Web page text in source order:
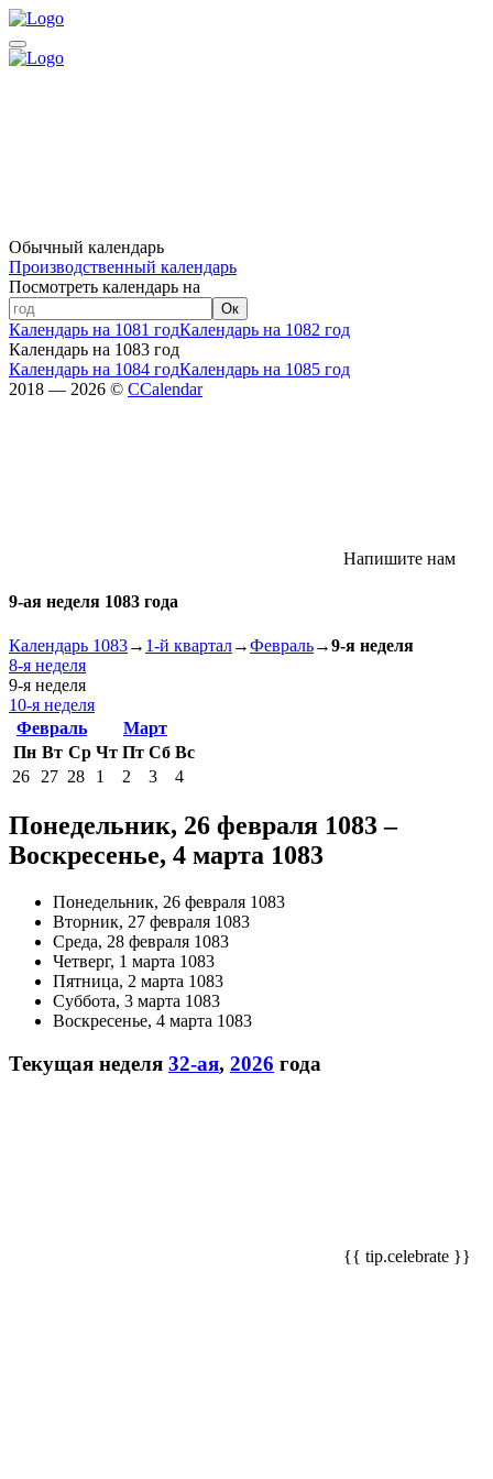
Обычный календарь
Производственный календарь
Посмотреть календарь на
Ок
Календарь на 1081 годКалендарь на 1082 год
Календарь на 1083 год
Календарь на 1084 годКалендарь на 1085 год
2018 — 2026 © CCalendar
Напишите нам
9-ая неделя 1083 года
Календарь 1083→ 1-й квартал→Февраль→9-я неделя
8-я неделя
9-я неделя
10-я неделя
Февраль
Март
Пн Вт Ср Чт Пт Сб Вс
26
27 28 1 2 3 4
Понедельник, 26 февраля 1083 –
Воскресенье, 4 марта 1083
Понедельник, 26 февраля 1083
Вторник, 27 февраля 1083
Среда, 28 февраля 1083
Четверг, 1 марта 1083
Пятница, 2 марта 1083
Суббота, 3 марта 1083
Воскресенье, 4 марта 1083
Текущая неделя 32-ая, 2026 года
{{ tip.celebrate }}